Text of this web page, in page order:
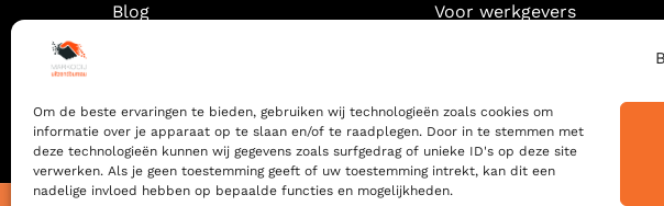
Om de beste ervaringen te bieden, gebruiken wij technologieën zoals cookies om
informatie over je apparaat op te slaan en/of te raadplegen. Door in te stemmen met
deze technologieën kunnen wij gegevens zoals surfgedrag of unieke ID's op deze site
verwerken. Als je geen toestemming geeft of uw toestemming intrekt, kan dit een
nadelige invloed hebben op bepaalde functies en mogelijkheden.
Blog
Voor werkgevers